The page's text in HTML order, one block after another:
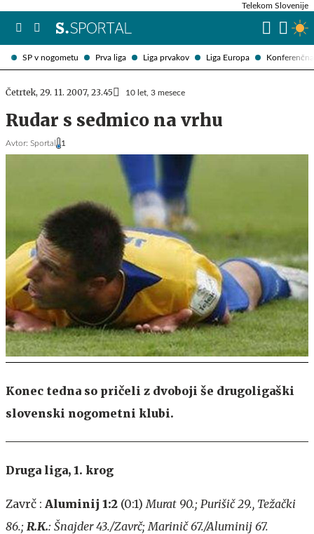
SP v nogometu Prva liga Liga prvakov Liga Europa
Telekom Slovenije
Četrtek, 29. 11. 2007, 23.45 10 let, 3 mesece
Rudar s sedmico na vrhu
Avtor: Sportal 1
Konec tedna so pričeli z dvoboji še drugoligaški
slovenski nogometni klubi.
Druga liga, 1. krog
Zavrč : Aluminij 1:2 (0:1) Murat 90.; Purišič 29., Težački
86.; R.K.: Šnajder 43./Zavrč; Marinič 67./Aluminij 67.